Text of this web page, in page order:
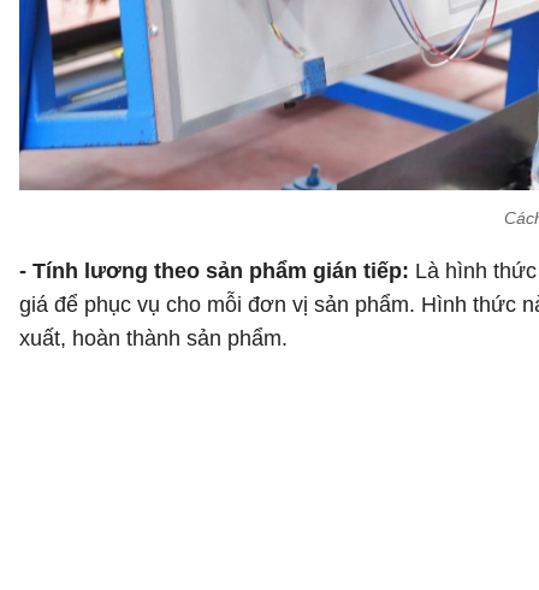
- Tính lương theo sản phẩm gián tiếp: Là hình
giá để phục vụ cho mỗi đơn vị sản phẩm. Hình thức
xuất, hoàn thành sản phẩm.